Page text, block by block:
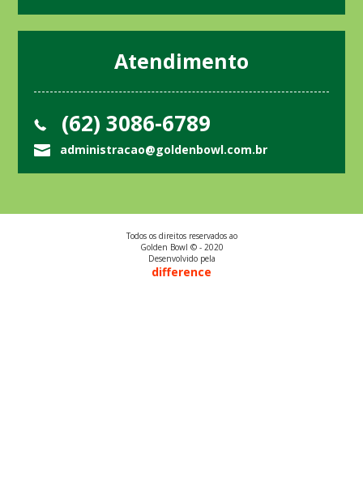
Atendimento
(62) 3086-6789
administracao@goldenbowl.com.br
Todos os direitos reservados ao
Golden Bowl © - 2020
Desenvolvido pela
difference